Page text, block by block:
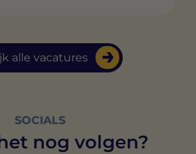
alle vacatures
SOCIALS
nog volgen?